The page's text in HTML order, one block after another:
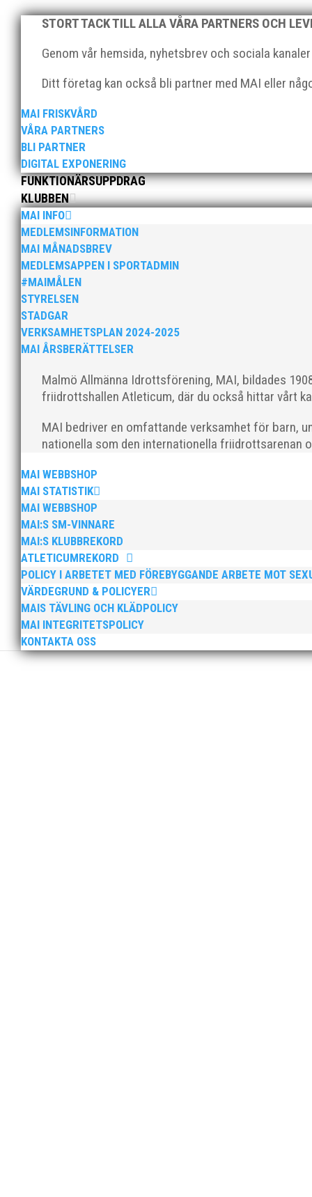
STORT TACK TILL ALLA VÅRA PARTNERS OCH
Genom vår hemsida, nyhetsbrev och sociala
Ditt företag kan också bli partner med MAI eller
MAI FRISKVÅRD
VÅRA PARTNERS
BLI PARTNER
DIGITAL EXPONERING
FUNKTIONÄRSUPPDRAG
KLUBBEN
MAI INFO
MEDLEMSINFORMATION
MAI MÅNADSBREV
MEDLEMSAPPEN I SPORTADMIN
#MAIMÅLEN
STYRELSEN
STADGAR
VERKSAMHETSPLAN 2024-2025
MAI ÅRSBERÄTTELSER
Malmö Allmänna Idrottsförening, MAI, bildades
friidrottshallen Atleticum, där du också hittar vårt
MAI bedriver en omfattande verksamhet för barn,
nationella som den internationella friidrottsarenan
MAI WEBBSHOP
MAI STATISTIK
MAI WEBBSHOP
MAI:S SM-VINNARE
MAI:S KLUBBREKORD
ATLETICUMREKORD
POLICY I ARBETET MED FÖREBYGGANDE ARBETE MOT
VÄRDEGRUND & POLICYER
MAIS TÄVLING OCH KLÄDPOLICY
MAI INTEGRITETSPOLICY
KONTAKTA OSS
När Friidrottssverige samlades för fest gick en av
Som traditionen bjuder så var vi ett helt gäng löpare
runt Pildammsparken (2,7 km respektive 5,4
Allmänna Idrottsförening – MAI – söker en
För mig har Lasse betytt oerhört mycket på flera
med en mängd olika projekt. Med sin parhäst och
Nu är hösten här och för oss MAI:re betyder det